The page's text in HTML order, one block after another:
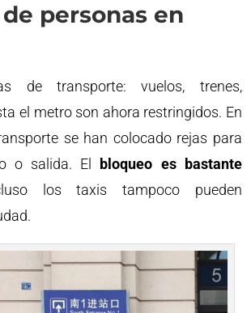
personas en
de transporte: vuelos, trenes,
el metro son ahora restringidos. En
se han colocado rejas para
o salida. El
bloqueo es bastante
los taxis tampoco pueden